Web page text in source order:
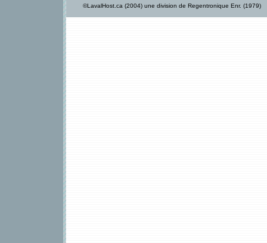
support!
©LavalHost.ca (2004) une division de Regentronique Enr. (1979)